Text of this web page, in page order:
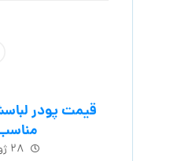
قیمت پودر
۲۸ ژوئن, ۲۰۲۵